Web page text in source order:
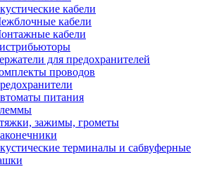
кабели
кабели
кабели
для предохранителей
проводов
питания
зажимы, грометы
терминалы и сабвуферные